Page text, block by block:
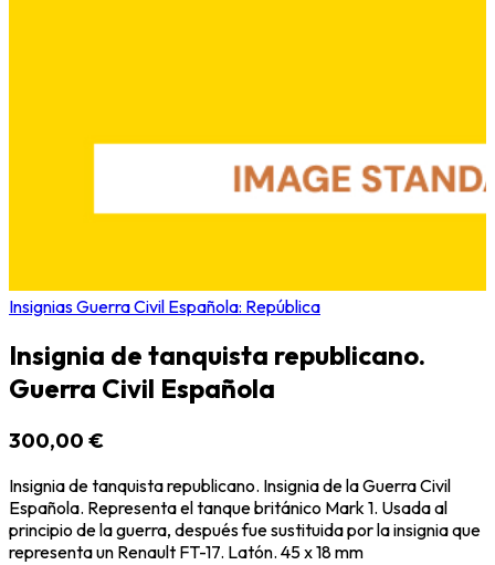
Insignias Guerra Civil Española: República
Insignia de tanquista republicano.
Guerra Civil Española
300,00 €
Insignia de tanquista republicano. Insignia de la Guerra Civil
Española. Representa el tanque británico Mark 1. Usada al
principio de la guerra, después fue sustituida por la insignia que
representa un Renault FT-17. Latón. 45 x 18 mm